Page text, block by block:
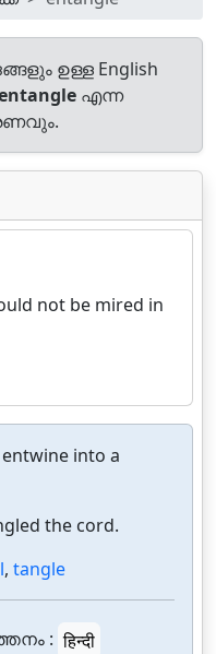
ഉള്ള English
എന്ന
not be mired in
into a
the cord.
, tangle
: हिन्दी